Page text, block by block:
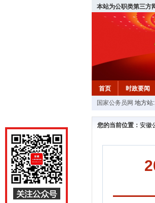
本站为公职类第三方
首页 时政要闻
安徽公务员行测试题
国家公务员网 地方站:
您的当前位置： 安徽